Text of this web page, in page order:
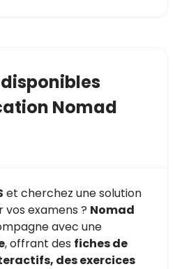
disponibles
Nomad
et cherchez une solution
examens ? Nomad
avec une
, offrant des fiches de
des exercices